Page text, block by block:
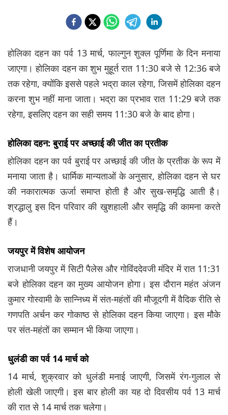
होलिका दहन का पर्व 13 मार्च, फाल्गुन शुक्ल पूर्णिमा के दिन मनाया
जाएगा। होलिका दहन का शुभ मुहूर्त रात 11:30 बजे से 12:36 बजे
तक रहेगा, क्योंकि इससे पहले भद्रा काल रहेगा, जिसमें होलिका दहन
करना शुभ नहीं माना जाता। भद्रा का प्रभाव रात 11:29 बजे तक
रहेगा, इसलिए दहन का सही समय 11:30 बजे के बाद होगा।
होलिका दहन: बुराई पर अच्छाई की जीत का प्रतीक
होलिका दहन का पर्व बुराई पर अच्छाई की जीत के प्रतीक के रूप में
मनाया जाता है। धार्मिक मान्यताओं के अनुसार, होलिका दहन से घर
की नकारात्मक ऊर्जा समाप्त होती है और सुख-समृद्धि आती है।
श्रद्धालु इस दिन परिवार की खुशहाली और समृद्धि की कामना करते
हैं।
जयपुर में विशेष आयोजन
राजधानी जयपुर में सिटी पैलेस और गोविंददेवजी मंदिर में रात 11:31
बजे होलिका दहन का मुख्य आयोजन होगा। इस दौरान महंत अंजन
कुमार गोस्वामी के सान्निध्य में संत-महंतों की मौजूदगी में वैदिक रीति से
गणपति अर्चन कर गोकाष्ठ से होलिका दहन किया जाएगा। इस मौके
पर संत-महंतों का सम्मान भी किया जाएगा।
धुलंडी का पर्व 14 मार्च को
14 मार्च, शुक्रवार को धुलंडी मनाई जाएगी, जिसमें रंग-गुलाल से
होली खेली जाएगी। इस बार होली का यह दो दिवसीय पर्व 13 मार्च
की रात से 14 मार्च तक चलेगा।